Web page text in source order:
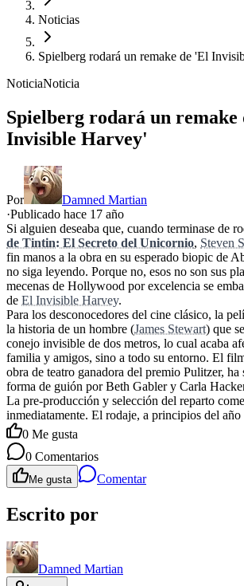
Noticias
Spielberg rodará un remake de 'El
NoticiaNoticia
Spielberg rodará un remake
Invisible Harvey'
Por
Damned Martian
·Publicado hace 17 año
Si alguien deseaba que, cuando terminase de
de Tintin: El Secreto del Unicornio, Steven
fin manos a la obra en su esperado biopic de
no siga leyendo. Porque no, esos no son sus
mecenas de Hollywood por excelencia se
de El Invisible Harvey.
Para los desconocedores del cine clásico, la
la historia de un hombre (James Stewart) que
conejo invisible de dos metros, lo cual acaba
familia y amigos, sino a todo su entorno. El
obra de teatro ganadora del premio Pulitzer, ha
forma de guión por Beth Gabler y Carla
La pre-producción y selección del reparto
inmediatamente. El rodaje, a principios del año
0 Me gusta
0 Comentarios
Me gusta Comentar
Escrito por
Damned Martian